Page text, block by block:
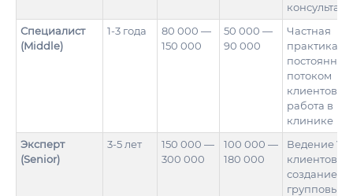
Специалист
(Middle)
1-3 года
80 000 —
150 000
50 000 —
90 000
Частная
практика с
постоянным
потоком
клиентов,
работа в
клинике
Эксперт
(Senior)
3-5 лет
150 000 —
300 000
100 000 —
180 000
Ведение
клиентов,
создание
групповых